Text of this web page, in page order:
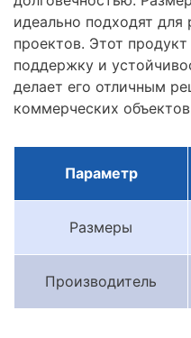
идеально подходят для
проектов. Этот
поддержку и
делает его отличным
коммерческих
Параметр
Размеры
Производитель